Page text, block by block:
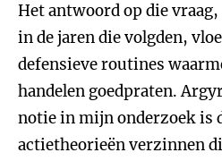
Het antwoord op die
in de jaren die volgden,
defensieve routines
handelen goedpraten.
notie in mijn onderzoek is
actietheorieën verzinnen